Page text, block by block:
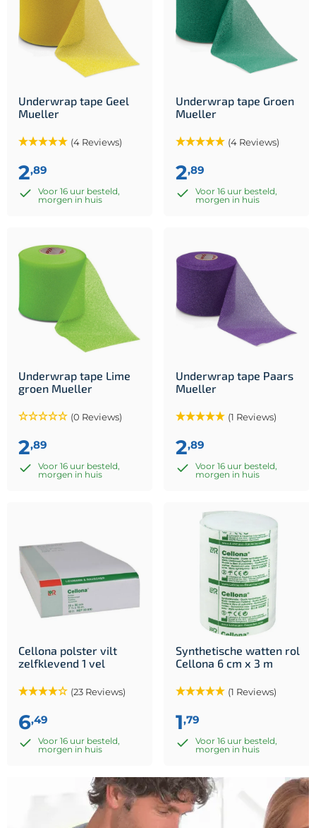
Underwrap tape Geel
Mueller
(4 Reviews)
2,89
Voor 16 uur besteld,
morgen in huis
Underwrap tape Groen
Mueller
(4 Reviews)
2,89
Voor 16 uur besteld,
morgen in huis
Underwrap tape Lime
groen Mueller
(0 Reviews)
2,89
Voor 16 uur besteld,
morgen in huis
Underwrap tape Paars
Mueller
(1 Reviews)
2,89
Voor 16 uur besteld,
morgen in huis
Cellona polster vilt
zelfklevend 1 vel
(23 Reviews)
6,49
Voor 16 uur besteld,
morgen in huis
Synthetische watten rol
Cellona 6 cm x 3 m
(1 Reviews)
1,79
Voor 16 uur besteld,
morgen in huis